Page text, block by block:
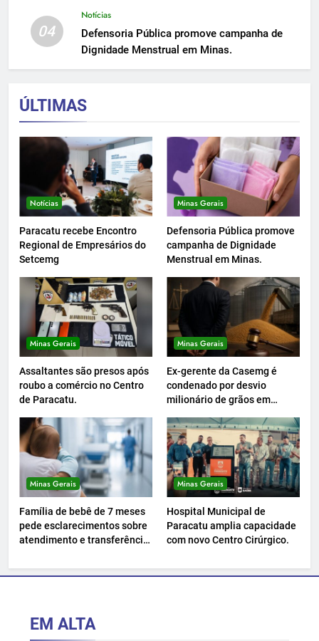
04
Notícias
Defensoria Pública promove campanha de
Dignidade Menstrual em Minas.
ÚLTIMAS
Notícias
Paracatu recebe Encontro
Regional de Empresários do
Setcemg
Minas Gerais
Defensoria Pública promove
campanha de Dignidade
Menstrual em Minas.
Minas Gerais
Assaltantes são presos após
roubo a comércio no Centro
de Paracatu.
Minas Gerais
Ex-gerente da Casemg é
condenado por desvio
milionário de grãos em
Minas Gerais
Família de bebê de 7 meses
pede esclarecimentos sobre
atendimento e transferência
Minas Gerais
Hospital Municipal de
Paracatu amplia capacidade
com novo Centro Cirúrgico.
EM ALTA